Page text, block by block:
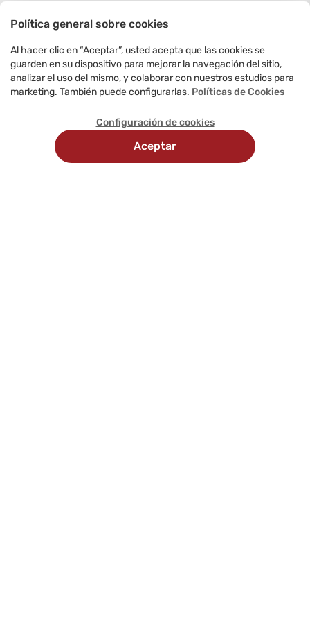
Política general sobre cookies
Al hacer clic en “Aceptar”, usted acepta que las cookies se
guarden en su dispositivo para mejorar la navegación del sitio,
analizar el uso del mismo, y colaborar con nuestros estudios para
marketing. También puede configurarlas. Políticas de Cookies
Configuración de cookies
Aceptar